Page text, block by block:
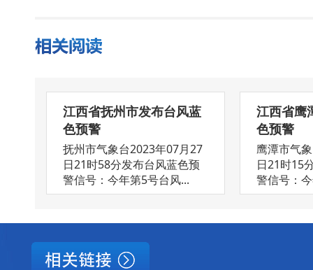
江西省抚州市发布台风蓝
色预警
抚州市气象台2023年07月27
日21时58分发布台风蓝色预
警信号：今年第5号台风...
江西省鹰
色预警
鹰潭市气
日21时15
警信号：